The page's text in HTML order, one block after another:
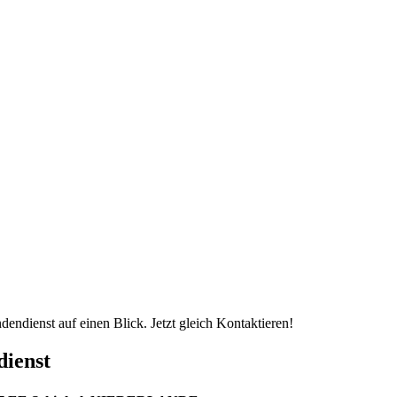
auf einen Blick. Jetzt gleich Kontaktieren!